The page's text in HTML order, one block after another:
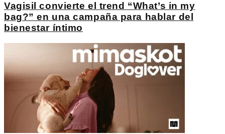
Vagisil convierte el trend “What’s in my
bag?” en una campaña para hablar del
bienestar íntimo